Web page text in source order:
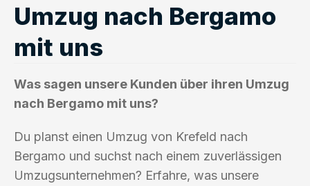
Umzug nach Bergamo
mit uns
Was sagen unsere Kunden über ihren Umzug
nach Bergamo mit uns?
Du planst einen Umzug von Krefeld nach
Bergamo und suchst nach einem zuverlässigen
Umzugsunternehmen? Erfahre, was unsere